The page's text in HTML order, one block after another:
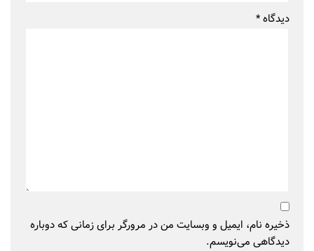
دیدگاه*
ذخیره نام، ایمیل و وبسایت من در مرورگر برای زمانی که دوباره
دیدگاهی می‌نویسم.